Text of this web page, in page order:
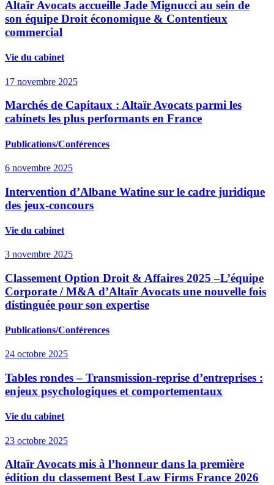
Altaïr Avocats accueille Jade Mignucci au sein de
son équipe Droit économique & Contentieux
commercial
Vie du cabinet
17 novembre 2025
Marchés de Capitaux : Altaïr Avocats parmi les
cabinets les plus performants en France
Publications/Conférences
6 novembre 2025
Intervention d’Albane Watine sur le cadre juridique
des jeux-concours
Vie du cabinet
3 novembre 2025
Classement Option Droit & Affaires 2025 –L’équipe
Corporate / M&A d’Altaïr Avocats une nouvelle fois
distinguée pour son expertise
Publications/Conférences
24 octobre 2025
Tables rondes – Transmission-reprise d’entreprises :
enjeux psychologiques et comportementaux
Vie du cabinet
23 octobre 2025
Altaïr Avocats mis à l’honneur dans la première
édition du classement Best Law Firms France 2026